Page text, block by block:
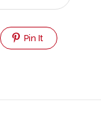
Pin It